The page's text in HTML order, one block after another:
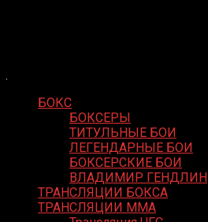
БОКС
БОКСЕРЫ
ТИТУЛЬНЫЕ БОИ
ЛЕГЕНДАРНЫЕ БОИ
БОКСЕРСКИЕ БОИ
ВЛАДИМИР ГЕНДЛИН
ТРАНСЛЯЦИИ БОКСА
ТРАНСЛЯЦИИ MMA